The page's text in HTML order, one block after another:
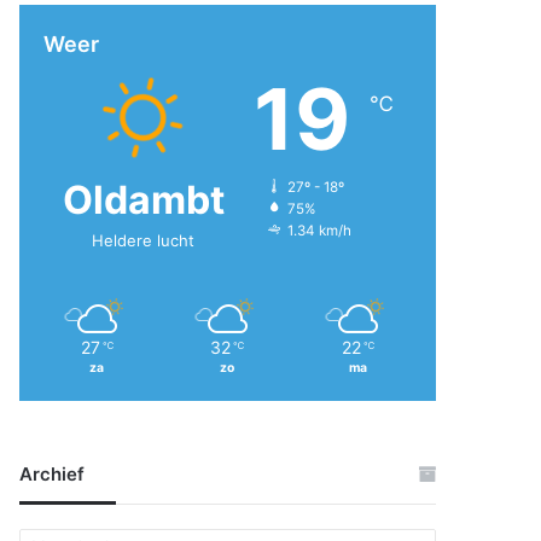
Weer
Oldambt
Heldere lucht
19 ℃
27º - 18º
75%
1.34 km/h
27 ℃
za
32 ℃
zo
22 ℃
ma
Archief